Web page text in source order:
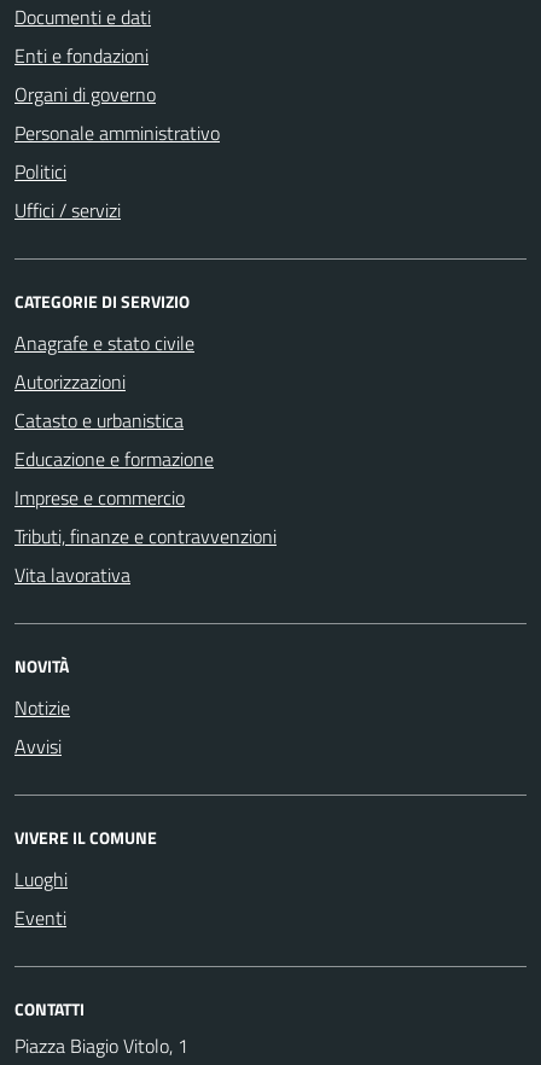
Documenti e dati
Enti e fondazioni
Organi di governo
Personale amministrativo
Politici
Uffici / servizi
CATEGORIE DI SERVIZIO
Anagrafe e stato civile
Autorizzazioni
Catasto e urbanistica
Educazione e formazione
Imprese e commercio
Tributi, finanze e contravvenzioni
Vita lavorativa
NOVITÀ
Notizie
Avvisi
VIVERE IL COMUNE
Luoghi
Eventi
CONTATTI
Piazza Biagio Vitolo, 1